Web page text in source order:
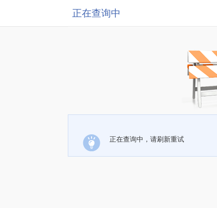
正在查询中
正在查询中，请刷新重试